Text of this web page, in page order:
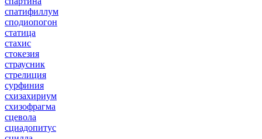
спатифиллум
сподиопогон
статица
стахис
стокезия
страусник
стрелиция
сурфиния
схизахириум
схизофрагма
сцевола
сциадопитус